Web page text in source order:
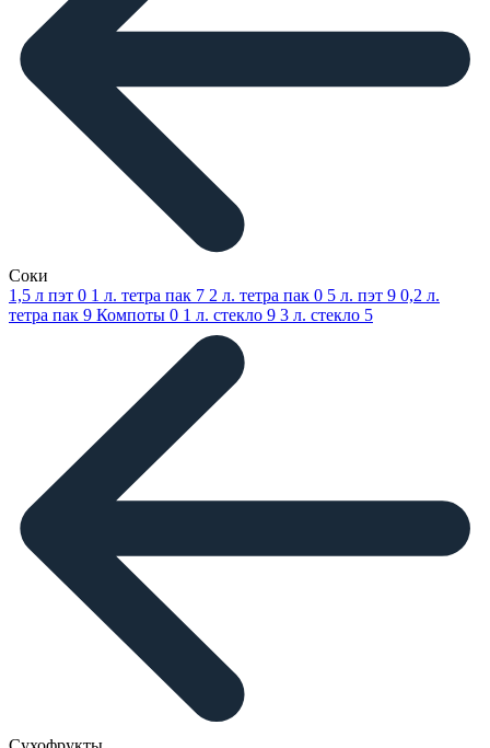
Соки
1,5 л пэт 0 1 л. тетра пак 7 2 л. тетра пак 0 5 л. пэт 9 0,2 л.
тетра пак 9 Компоты 0 1 л. стекло 9 3 л. стекло 5